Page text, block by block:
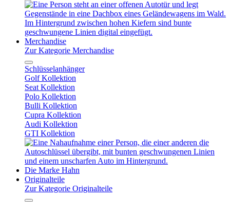
Merchandise
Zur Kategorie Merchandise
Schlüsselanhänger
Golf Kollektion
Seat Kollektion
Polo Kollektion
Bulli Kollektion
Cupra Kollektion
Audi Kollektion
GTI Kollektion
Die Marke Hahn
Originalteile
Zur Kategorie Originalteile